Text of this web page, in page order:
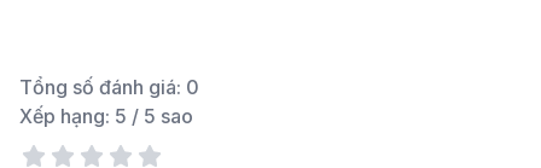
Tổng số đánh giá: 0
Xếp hạng: 5 / 5 sao